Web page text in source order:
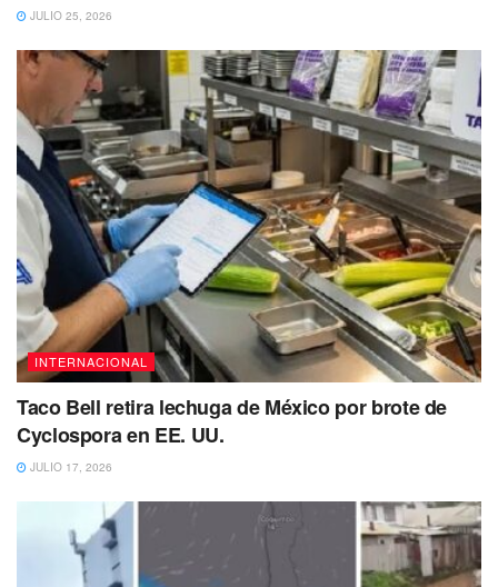
JULIO 25, 2026
INTERNACIONAL
Taco Bell retira lechuga de México por brote de
Cyclospora en EE. UU.
JULIO 17, 2026